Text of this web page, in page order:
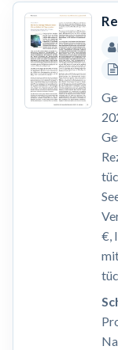
€,